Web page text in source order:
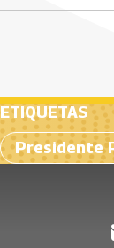
ETIQUETAS
Presidente